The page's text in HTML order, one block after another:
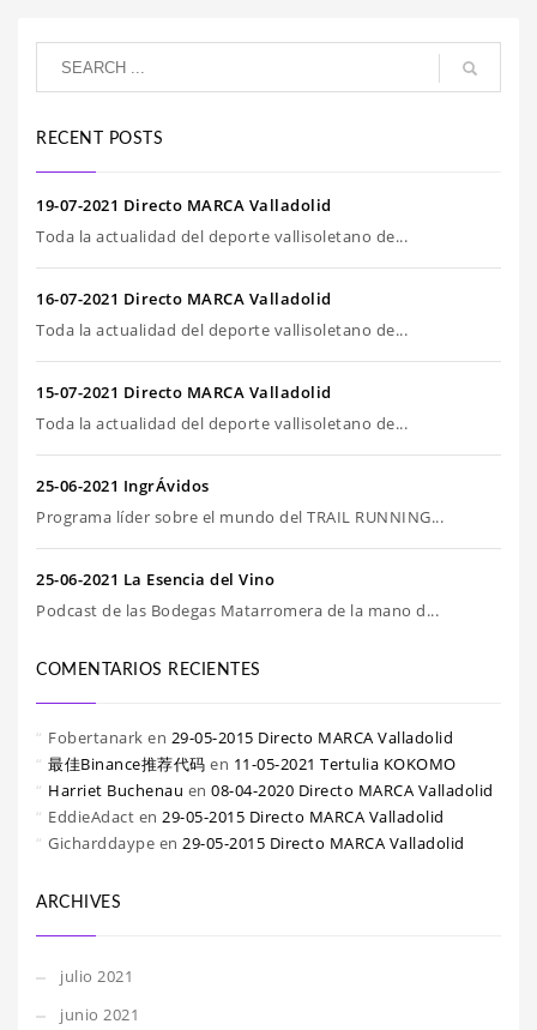
RECENT POSTS
19-07-2021 Directo MARCA Valladolid
Toda la actualidad del deporte vallisoletano de...
16-07-2021 Directo MARCA Valladolid
Toda la actualidad del deporte vallisoletano de...
15-07-2021 Directo MARCA Valladolid
Toda la actualidad del deporte vallisoletano de...
25-06-2021 IngrÁvidos
Programa líder sobre el mundo del TRAIL RUNNING...
25-06-2021 La Esencia del Vino
Podcast de las Bodegas Matarromera de la mano d...
COMENTARIOS RECIENTES
Fobertanark en 29-05-2015 Directo MARCA Valladolid
最佳Binance推荐代码 en 11-05-2021 Tertulia KOKOMO
Harriet Buchenau en 08-04-2020 Directo MARCA Valladolid
EddieAdact en 29-05-2015 Directo MARCA Valladolid
Gicharddaype en 29-05-2015 Directo MARCA Valladolid
ARCHIVES
julio 2021
junio 2021